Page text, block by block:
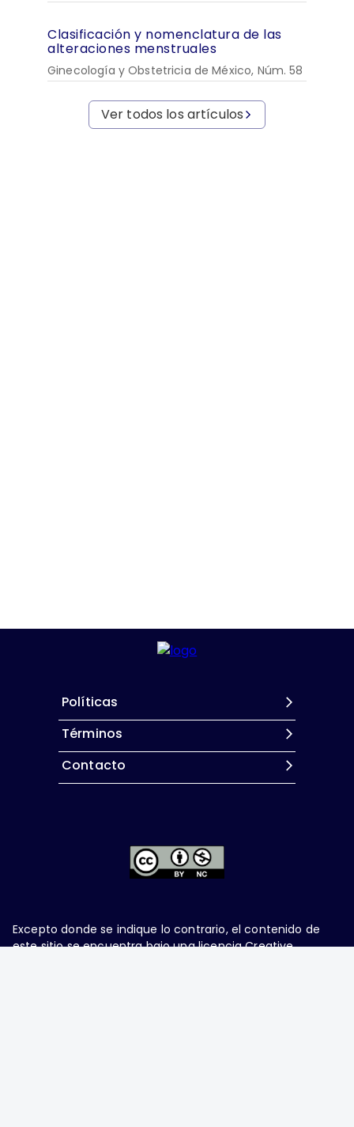
Clasificación y nomenclatura de las
alteraciones menstruales
Ginecología y Obstetricia de México, Núm. 58
Ver todos los artículos
Políticas
Términos
Contacto
Excepto donde se indique lo contrario, el contenido de
este sitio se encuentra bajo una licencia Creative